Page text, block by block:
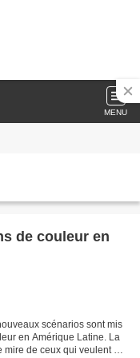
MENU
de couleur en
scénarios sont mis
en Amérique Latine. La
de ceux qui veulent un